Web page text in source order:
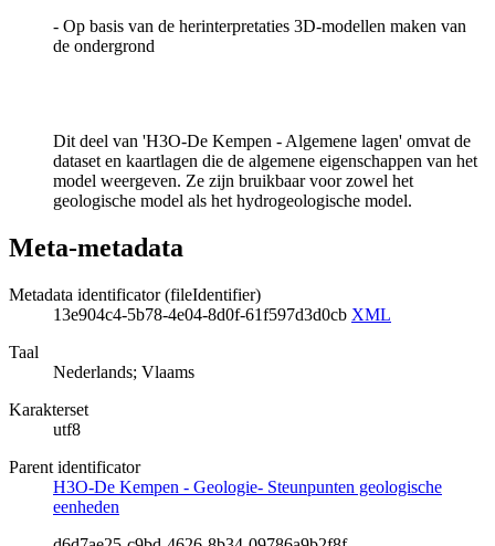
- Op basis van de herinterpretaties 3D-modellen maken van
de ondergrond
Dit deel van 'H3O-De Kempen - Algemene lagen' omvat de
dataset en kaartlagen die de algemene eigenschappen van het
model weergeven. Ze zijn bruikbaar voor zowel het
geologische model als het hydrogeologische model.
Meta-metadata
Metadata identificator (fileIdentifier)
13e904c4-5b78-4e04-8d0f-61f597d3d0cb XML
Taal
Nederlands; Vlaams
Karakterset
utf8
Parent identificator
H3O-De Kempen - Geologie- Steunpunten geologische
eenheden